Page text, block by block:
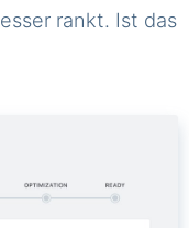
rankt. Ist das